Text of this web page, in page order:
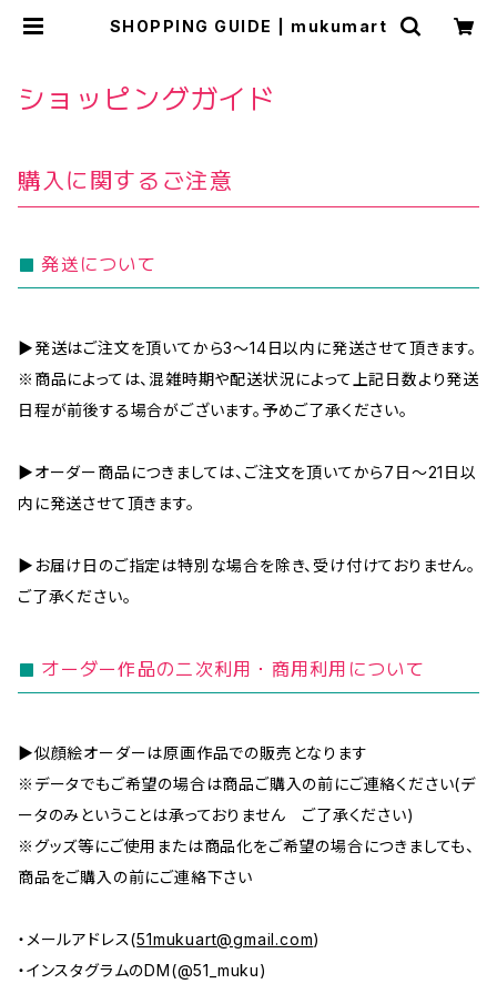
SHOPPING GUIDE | mukumart
ショッピングガイド
購入に関するご注意
発送について
▶発送はご注文を頂いてから3～14日以内に発送させて頂きます。
※商品によっては、混雑時期や配送状況によって上記日数より発送
日程が前後する場合がございます。予めご了承ください。
▶オーダー商品につきましては、ご注文を頂いてから7日～21日以
内に発送させて頂きます。
▶お届け日のご指定は特別な場合を除き、受け付けておりません。
ご了承ください。
オーダー作品の二次利用・商用利用について
▶似顔絵オーダーは原画作品での販売となります
※データでもご希望の場合は商品ご購入の前にご連絡ください(デ
ータのみということは承っておりません ご了承ください)
※グッズ等にご使用または商品化をご希望の場合につきましても、
商品をご購入の前にご連絡下さい
・メールアドレス(51mukuart@gmail.com)
・インスタグラムのDM(@51_muku)